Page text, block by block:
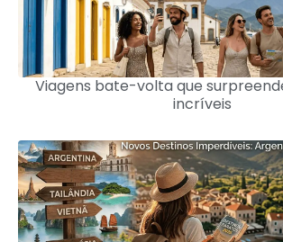
Viagens bate-volta que
incríveis